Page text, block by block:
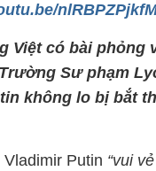
Việt có bài phỏng
Sư phạm
không lo bị bắt
Putin “vui